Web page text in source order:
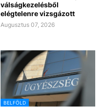
válságkezelésből
elégtelenre vizsgázott
Augusztus 07, 2026
BELFÖLD